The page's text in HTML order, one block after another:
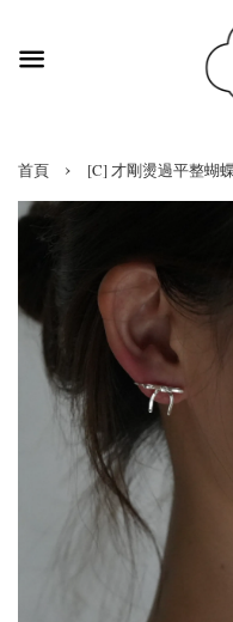
首頁 › [C] 才剛燙過平整蝴